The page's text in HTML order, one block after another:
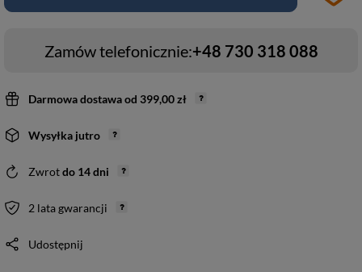
Zamów telefonicznie:+48 730 318 088
Darmowa dostawaod 399,00 zł
Wysyłka jutro
Zwrotdo 14dni
2 lata gwarancji
Udostępnij